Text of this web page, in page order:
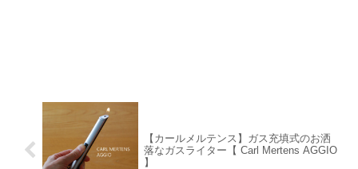
【カールメルテンス】ガス充填式のお洒
落なガスライター【 Carl Mertens AGGIO
】